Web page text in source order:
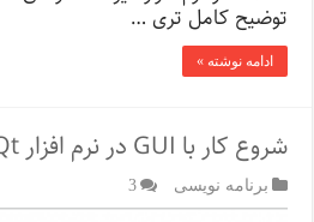
توضیح کامل تری …
ادامه نوشته »
شروع کار با GUI در نرم افزار Qt
برنامه نویسی 3